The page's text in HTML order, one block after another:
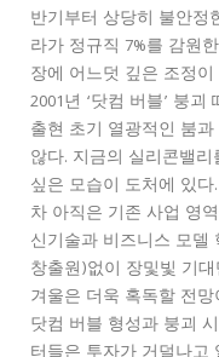
반기부터 상당히 불안정
라가 정규직 7%를 감원
장에 어느덧 깊은 조정
2001년 ‘닷컴 버블’ 붕
출현 초기 열광적인 붐
않다. 지금의 실리콘밸
싶은 모습이 도처에 있
차 아직은 기존 사업 영
신기술과 비즈니스 모델
창출원)없이 장및빛 기
겨울은 더욱 혹독할 전망
닷컴 버블 형성과 붕괴